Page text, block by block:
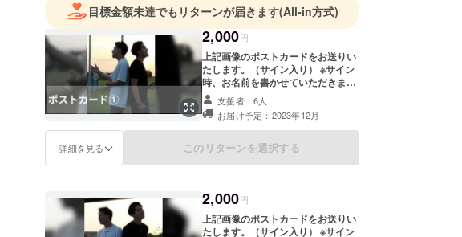
目標金額未達でもリターンが届きます(All-in方式)
2,000円
上記画像のポストカードをお送りい
たします。（サイン入り） ※サイン
時、お名前を書かせていただきます
ので備考欄に書いてほしいお名前を
ご記入ください。必要ない場合は
「なし」とご記入ください。 ※お礼
メッセージとして「ありがとうござ
います！」と記載させていただきま
支援者：6人
お届け予定：2023年12月
詳細を見る このリターンを選択する
2,000円
上記画像のポストカードをお送りい
たします。（サイン入り） ※サイン